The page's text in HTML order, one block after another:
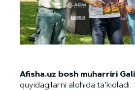
Afisha.uz bosh muharriri
quyidagilarni alohida ta’kidladi: “